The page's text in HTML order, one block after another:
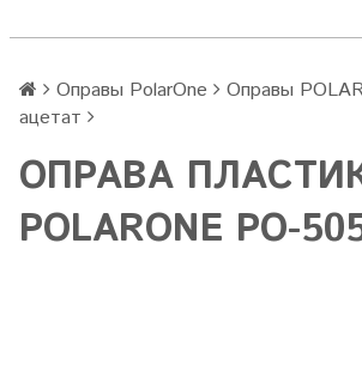
Оправы PolarOne
Оправы
ацетат
ОПРАВА
POLARONE PO-